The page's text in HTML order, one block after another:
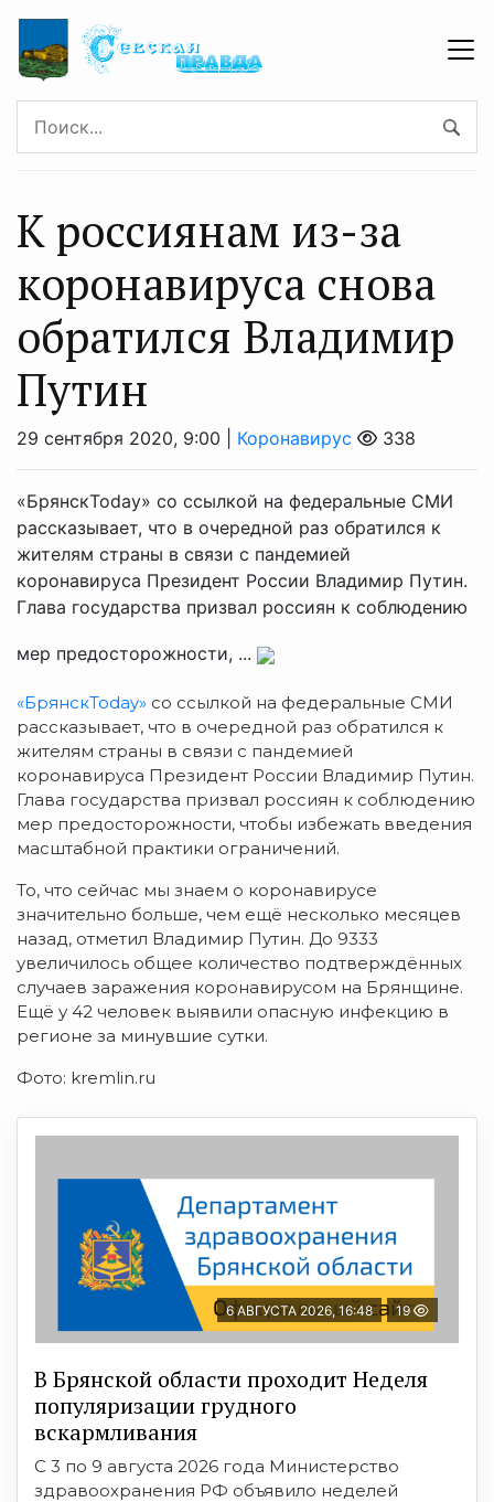
К россиянам из-за
коронавируса снова
обратился Владимир
Путин
29 сентября 2020, 9:00 | Коронавирус 338
«БрянскToday» со ссылкой на федеральные СМИ
рассказывает, что в очередной раз обратился к
жителям страны в связи с пандемией
коронавируса Президент России Владимир Путин.
Глава государства призвал россиян к соблюдению
мер предосторожности, ...
«БрянскToday» со ссылкой на федеральные СМИ
рассказывает, что в очередной раз обратился к
жителям страны в связи с пандемией
коронавируса Президент России Владимир Путин.
Глава государства призвал россиян к соблюдению
мер предосторожности, чтобы избежать введения
масштабной практики ограничений.
То, что сейчас мы знаем о коронавирусе
значительно больше, чем ещё несколько месяцев
назад, отметил Владимир Путин. До 9333
увеличилось общее количество подтверждённых
случаев заражения коронавирусом на Брянщине.
Ещё у 42 человек выявили опасную инфекцию в
регионе за минувшие сутки.
Фото: kremlin.ru
6 АВГУСТА 2026, 16:48 19
В Брянской области проходит Неделя
популяризации грудного
вскармливания
С 3 по 9 августа 2026 года Министерство
здравоохранения РФ объявило неделей